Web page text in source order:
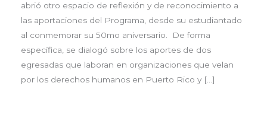
abrió otro espacio de reflexión y de reconocimiento a
las aportaciones del Programa, desde su estudiantado
al conmemorar su 50mo aniversario. De forma
específica, se dialogó sobre los aportes de dos
egresadas que laboran en organizaciones que velan
por los derechos humanos en Puerto Rico y […]